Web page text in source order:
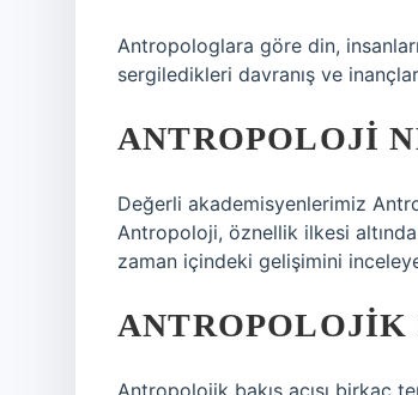
Antropologlara göre din,
sergiledikleri davranış ve
ANTROPOLOJI
Değerli akademisyenlerimiz
Antropoloji, öznellik ilkesi altında
zaman içindeki gelişimini
Antropolojik bakış açısı birkaç